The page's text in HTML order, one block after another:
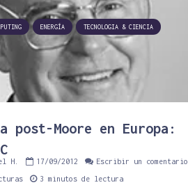
ENERGÍA TECNOLOGIA & CIENCIA
post-Moore en Europa:
H. 17/09/2012 Escribir un comentario
3 minutos de lectura